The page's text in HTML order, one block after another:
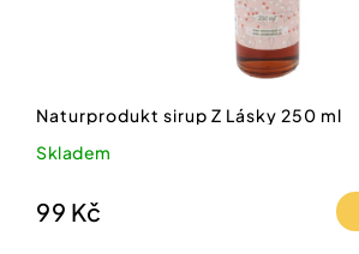
Naturprodukt sirup Z Lásky 250 ml
Skladem
99 Kč